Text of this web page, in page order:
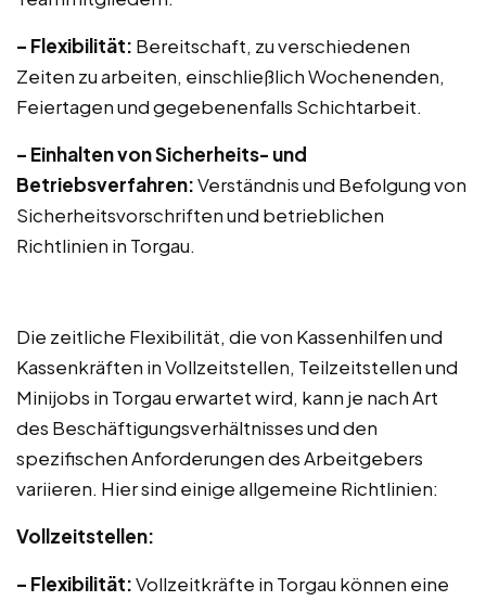
– Flexibilität: Bereitschaft, zu verschiedenen
Zeiten zu arbeiten, einschließlich Wochenenden,
Feiertagen und gegebenenfalls Schichtarbeit.
– Einhalten von Sicherheits- und
Betriebsverfahren:Verständnis und Befolgung von
Sicherheitsvorschriften und betrieblichen
Richtlinien in Torgau.
Die zeitliche Flexibilität, die von Kassenhilfen und
Kassenkräften in Vollzeitstellen, Teilzeitstellen und
Minijobs in Torgau erwartet wird, kann je nach Art
des Beschäftigungsverhältnisses und den
spezifischen Anforderungen des Arbeitgebers
variieren. Hier sind einige allgemeine Richtlinien:
Vollzeitstellen:
– Flexibilität:Vollzeitkräfte in Torgau können eine